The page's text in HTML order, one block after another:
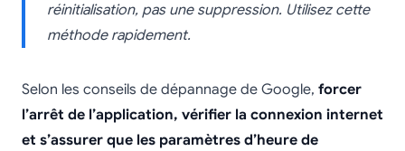
réinitialisation, pas une suppression. Utilisez cette
méthode rapidement.
Selon les conseils de dépannage de Google, forcer
l’arrêt de l’application, vérifier la connexion internet
et s’assurer que les paramètres d’heure de